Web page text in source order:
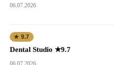
06.07.2026
★ 9.7
Dental Studio ★9.7
06.07.2026